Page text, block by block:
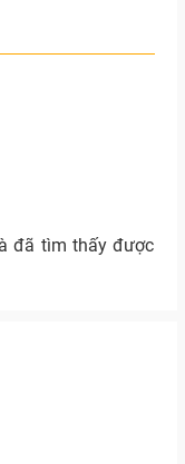
đã tìm thấy được